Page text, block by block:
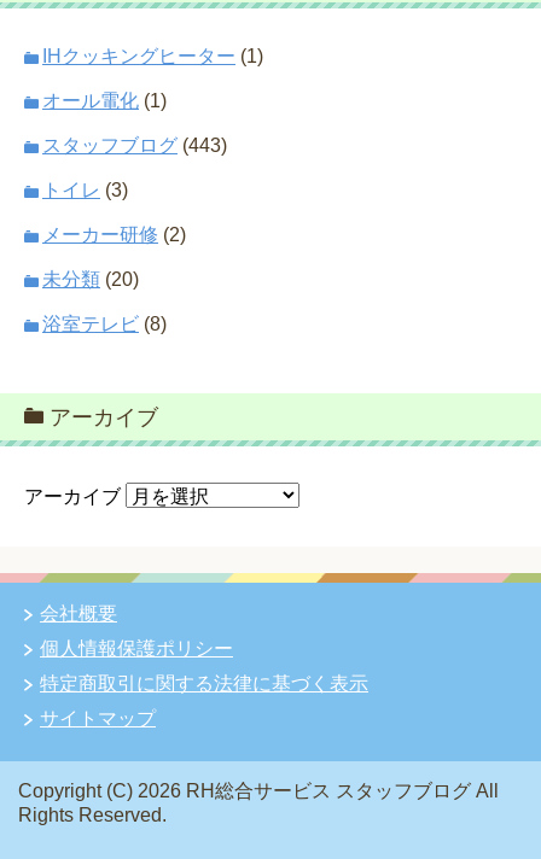
IHクッキングヒーター (1)
オール電化 (1)
スタッフブログ (443)
トイレ (3)
メーカー研修 (2)
未分類 (20)
浴室テレビ (8)
アーカイブ
アーカイブ
会社概要
個人情報保護ポリシー
特定商取引に関する法律に基づく表示
サイトマップ
Copyright (C) 2026 RH総合サービス スタッフブログ All
Rights Reserved.